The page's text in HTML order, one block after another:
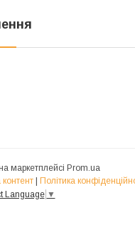
маркетплейсі Prom.ua
Політика
Language ▼